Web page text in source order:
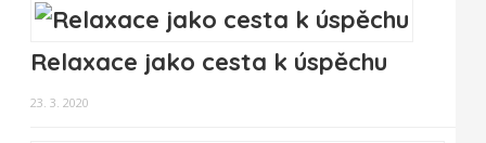
Relaxace jako cesta k úspěchu
23. 3. 2020